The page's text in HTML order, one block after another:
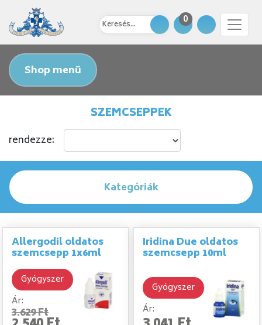
0
Shop menü
SZEMCSEPPEK
rendezze:
Kategóriák
Allergodil oldatos
szemcsepp 1x6ml
Gyógyszer
Ár:
3.629 Ft
Iridina Due oldatos
szemcsepp 10ml
Gyógyszer
Ár: